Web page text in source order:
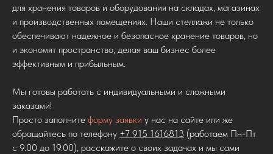
для хранения товаров и оборудования на складах, магазинах
и производственных помещениях. Наши стеллажи не только
обеспечивают надежное и безопасное хранение товаров, но
и экономят пространство, делая ваш бизнес более
эффективным и прибыльным.
Мы готовы работать с индивидуальными и сложными
заказами!
Просто заполните форму заявки у нас на сайте или же
обращайтесь по телефону +7 915 1616813 (работаем Пн-Пт
с 9.00 до 19.00), расскажите о своих задачах и мы сами